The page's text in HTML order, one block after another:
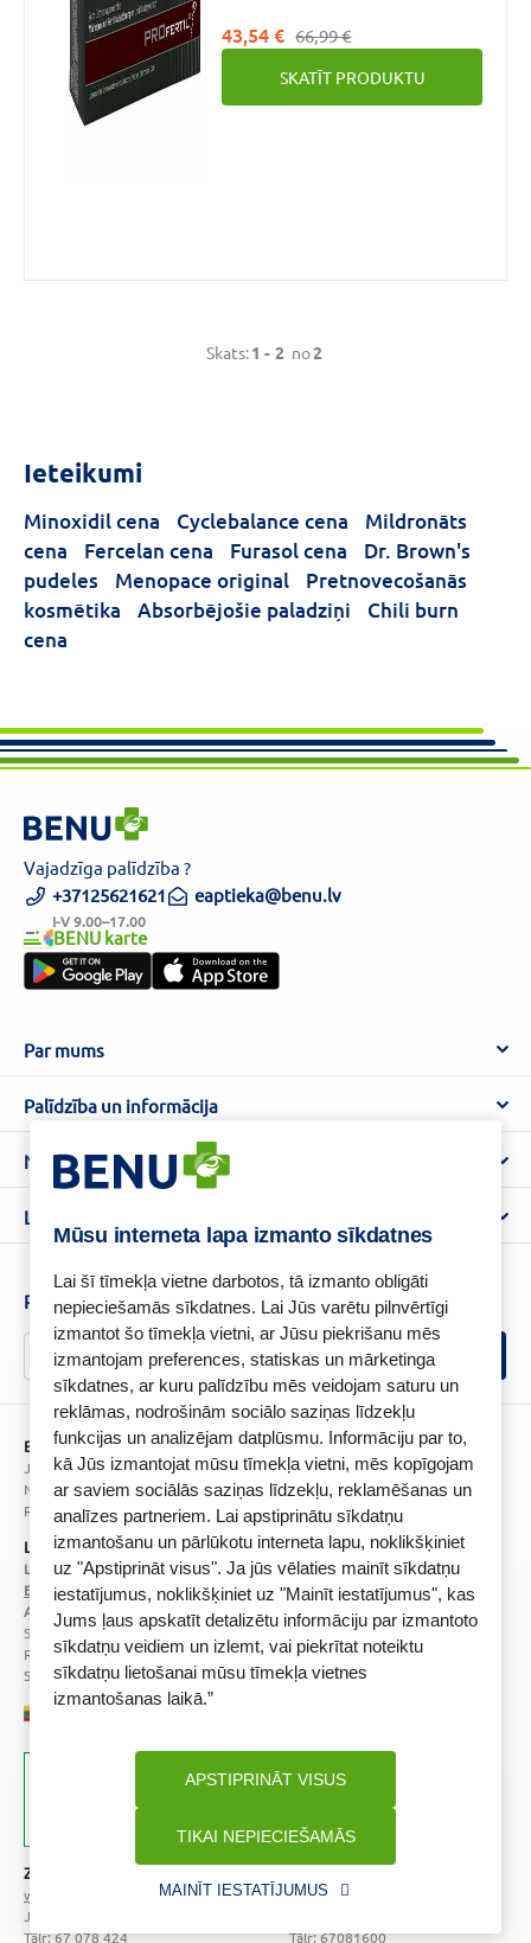
Mūsu interneta lapa izmanto sīkdatnes
Lai šī tīmekļa vietne darbotos, tā izmanto obligāti
nepieciešamās sīkdatnes. Lai Jūs varētu pilnvērtīgi
izmantot šo tīmekļa vietni, ar Jūsu piekrišanu mēs
izmantojam preferences, statiskas un mārketinga
sīkdatnes, ar kuru palīdzību mēs veidojam saturu un
reklāmas, nodrošinām sociālo saziņas līdzekļu
funkcijas un analizējam datplūsmu. Informāciju par to,
kā Jūs izmantojat mūsu tīmekļa vietni, mēs kopīgojam
ar saviem sociālās saziņas līdzekļu, reklamēšanas un
analīzes partneriem. Lai apstiprinātu sīkdatņu
izmantošanu un pārlūkotu interneta lapu, noklikšķiniet
uz "Apstiprināt visus". Ja jūs vēlaties mainīt sīkdatņu
iestatījumus, noklikšķiniet uz "Mainīt iestatījumus", kas
Jums ļaus apskatīt detalizētu informāciju par izmantoto
sīkdatņu veidiem un izlemt, vai piekrītat noteiktu
sīkdatņu lietošanai mūsu tīmekļa vietnes
izmantošanas laikā.”
TIKAI NEPIECIEŠAMĀS
APSTIPRINĀT VISUS
MAINĪT IESTATĪJUMUS
pielietošanas sfērā un
apmierina sevišķi palielinātās
uztura prasības vīriešiem ar
auglības traucējumiem un vēlmi
43,54 € 66,99 €
SKATĪT PRODUKTU
Skats:1 - 2 no2
Ieteikumi
Minoxidil cena Cyclebalance cena
Mildronāts
cena
Fercelan cena Furasol cena
Dr. Brown's
pudeles
Menopace original
Pretnovecošanās
kosmētika
Absorbējošie paladziņi
Chili burn
cena
Vajadzīga palīdzība ?
+37125621621
I-V 9.00–17.00
eaptieka@benu.lv
BENU karte
Par mums
Par BENU
Benu Blogs
Aptiekas
Palīdzība un informācija
BENU Aptieka kontakti
Piegāde
Biežāk uzdotie jautājumi
Noteikumi
Lietošanas noteikumi
Atteikuma tiesību veidlapa
Privātuma politika
Sīkfailu politika
Videonovērošanas politika
Lojalitātes programma
Senioru priekšrocības
Īpašās priekšrocības
BENU lietotne
BENU lojalitātes programmas noteikumi
Piesakies un esi pirmais, kas uzzina BENU jaunumus!
BENU Aptieka Latvija, SIA
Juridiskā adrese / Faktiskā adrese:
Noliktavu iela 5, Dreiliņi, Stopiņu novads, LV-2130
Reģistrācijas Nr.: 40003252167
Licence
Licences numurs:A00010
E-aptiekas kontakti
Aptiekas vadītāja:
Sertificēta farmaceite: Jeļena Gončarova
Reģistrācijas Nr.: F-0834
Sertifikāta Nr.: 092.2020
Zāļu valsts aģentūra
www.zva.gov.lv
Jersikas iela 15, Rīga
Tālr: 67 078 424
www.vi.gov.lv
Tālr: 67081600